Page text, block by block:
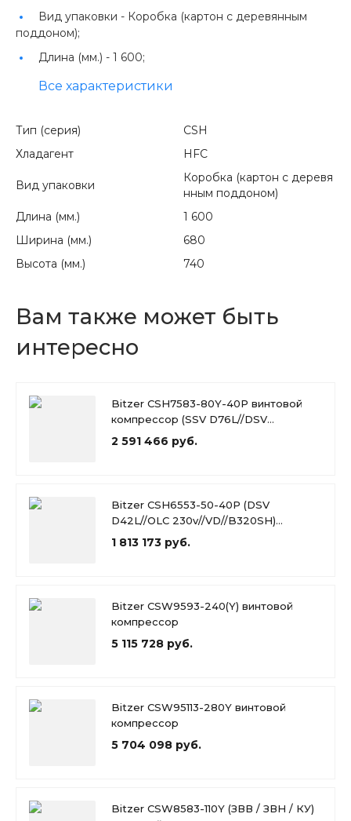
Вид упаковки - Коробка (картон с деревянным
поддоном);
Длина (мм.) - 1 600;
Все характеристики
Тип (серия)
CSH
Хладагент
HFC
Вид упаковки
Коробка (картон с деревя
нным поддоном)
Длина (мм.)
1 600
Ширина (мм.)
680
Высота (мм.)
740
Вам также может быть
интересно
Bitzer CSH7583-80Y-40P винтовой
компрессор (SSV D76L//DSV
D54L//OLC 230v//VD)
2 591 466 руб.
Bitzer CSH6553-50-40P (DSV
D42L//OLC 230v//VD//B320SH)
винтовой компрессор
1 813 173 руб.
Bitzer CSW9593-240(Y) винтовой
компрессор
5 115 728 руб.
Bitzer CSW95113-280Y винтовой
компрессор
5 704 098 руб.
Bitzer CSW8583-110Y (ЗВВ / ЗВН / КУ)